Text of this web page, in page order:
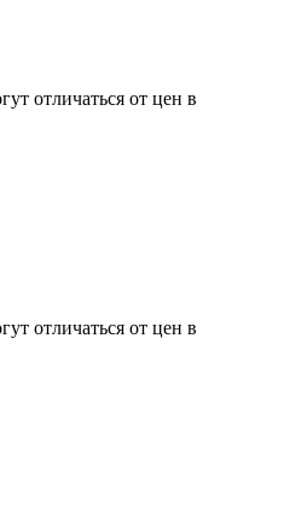
отличаться от цен в
отличаться от цен в